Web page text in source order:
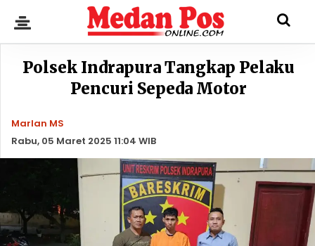
Polsek Indrapura Tangkap Pelaku
Pencuri Sepeda Motor
Marlan MS
Rabu, 05 Maret 2025 11:04 WIB